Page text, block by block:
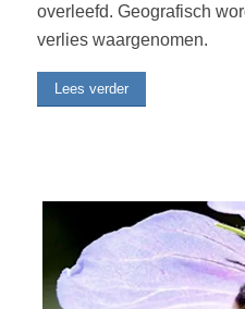
overleefd. Geografisch
verlies waargenomen.
Lees verder